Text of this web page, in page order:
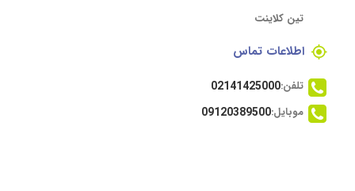
تین کلاینت
اطلاعات تماس
تلفن:02141425000
موبایل:09120389500